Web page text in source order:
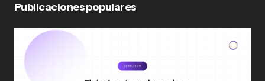
Publicaciones populares